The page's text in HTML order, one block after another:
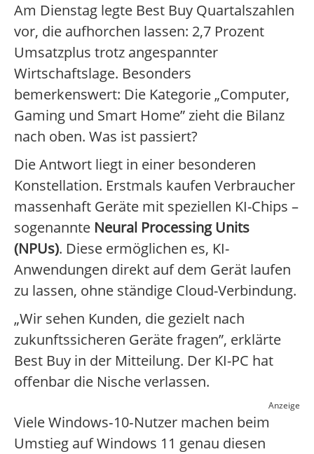
Am Dienstag legte Best Buy Quartalszahlen
vor, die aufhorchen lassen: 2,7 Prozent
Umsatzplus trotz angespannter
Wirtschaftslage. Besonders
bemerkenswert: Die Kategorie „Computer,
Gaming und Smart Home” zieht die Bilanz
nach oben. Was ist passiert?
Die Antwort liegt in einer besonderen
Konstellation. Erstmals kaufen Verbraucher
massenhaft Geräte mit speziellen KI-Chips –
sogenannte Neural Processing Units
(NPUs). Diese ermöglichen es, KI-
Anwendungen direkt auf dem Gerät laufen
zu lassen, ohne ständige Cloud-Verbindung.
„Wir sehen Kunden, die gezielt nach
zukunftssicheren Geräte fragen”, erklärte
Best Buy in der Mitteilung. Der KI-PC hat
offenbar die Nische verlassen.
Anzeige
Viele Windows‑10‑Nutzer machen beim
Umstieg auf Windows 11 genau diesen